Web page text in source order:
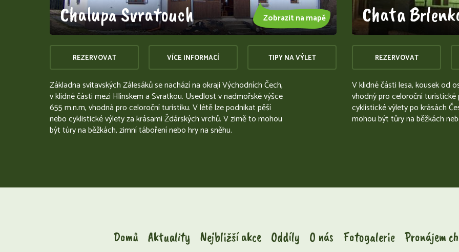
Chalupa Svratouch Zobrazit na mapě
REZERVOVAT VÍCE INFORMACÍ TIPY NA VÝLET
Základna svitavských Zálesáků se nachází na okraji Východních Čech,
v klidné části mezi Hlinskem a Svratkou. Usedlost v nadmořské výšce
655 m.n.m, vhodná pro celoroční turistiku. V létě lze podnikat pěší
nebo cyklistické výlety za krásami Ždárských vrchů. V zimě to mohou
být túry na běžkách, zimní táboření nebo hry na sněhu.
Chata
REZERVOVAT
V klidné části lesa, kousek od
vhodný pro celoroční
cyklistické výlety po krásách
mohou být tůry na běžkách
Domů Aktuality Nejbližší akce Oddíly O nás Fotogalerie Pronájem